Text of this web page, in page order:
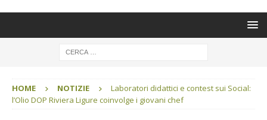
HOME NOTIZIE
Laboratori didattici e contest sui Social:
l’Olio DOP Riviera Ligure coinvolge i giovani chef